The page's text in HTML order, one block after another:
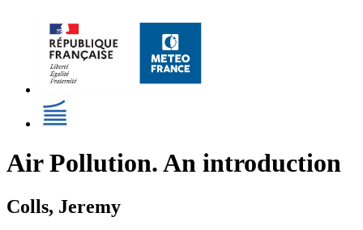
Air Pollution. An introduction
Colls, Jeremy